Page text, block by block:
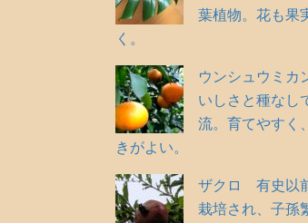
葉植物。花も果
く。
ウンシュウミ
いしさと種なし
流。育てやすく
きがよい。
ザクロ 有史以
栽培され、子孫